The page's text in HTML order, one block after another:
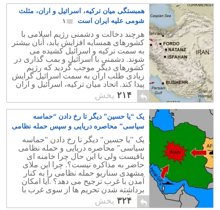
همبستگی میان ترکیه، اسرائیل و اران، مثلث
شومی علیه ایران است
۱
هرچند دخالت و دشمنی رژیم اسلامی با
کشورهای همسایه افزایش یابد، آنان بیشتر
به سمت ترکیه و اسرائیل کشیده می
شوند. دشمنی با اسرائیل و بمب گذاری در
کشورهای دیگر موجب گردید که رژیم
زیادی طلب اران به سمت اسرائیل گرایش
پیدا کند. اتحاد میان ترکیه، اسرائیل و اران
می تواند حمله نظامی را به دنبال داشته
باشد.
۲۱۴ پخش
یک “یا حسین” دیگر تا رخ دادن “حماسه
سیاسی” محاصره دریایی و سپس حمله نظامی
به ایران
یک "یا حسین" دیگر تا رخ دادن "حماسه
سیاسی" محاصره دریایی و حمله نظامی
باقیست ولی با این حال چرا خامنه ای
حاضر به مذاکره نیست؟. چرا این ملای
مشهدی سناریو حمله نظامی را به کنار
آمدن با غرب ترجیح می دهد؟ .آیا امکان
برداشته شدن تحریم ها از سوی غرب با
کنار گذاشته شدن پرونده اتمی از سوی
رژیم، وجود دارد؟.
۳۲۴ پخش